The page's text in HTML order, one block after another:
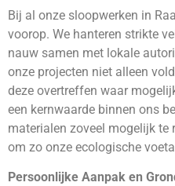
Bij al onze sloopwerken in
voorop. We hanteren strikte
nauw samen met lokale
onze projecten niet alleen
deze overtreffen waar
een kernwaarde binnen ons
materialen zoveel mogelijk te
om zo onze ecologische
Persoonlijke Aanpak en